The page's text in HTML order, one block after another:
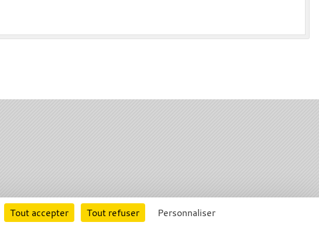
Charte cookies
Gestion des cookies
Informations légales
Signaler un contenu inapproprié
Tout accepter Tout refuser Personnaliser